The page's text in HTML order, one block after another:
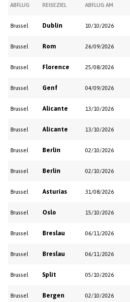
ABFLUG REISEZIEL ABFLUG AM
Brussel Dublin 10/10/2026
Brussel Rom 26/09/2026
Brussel Florence 25/08/2026
Brussel Genf 04/09/2026
Brussel Alicante 13/10/2026
Brussel Alicante 13/10/2026
Brussel Berlin 02/10/2026
Brussel Berlin 02/10/2026
Brussel Asturias 31/08/2026
Brussel Oslo 15/10/2026
Brussel Breslau 06/11/2026
Brussel Breslau 06/11/2026
Brussel Split 05/10/2026
Brussel Bergen 02/10/2026